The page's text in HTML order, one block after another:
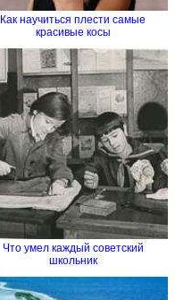
Как научиться плести самые
красивые косы
Что умел каждый советский
школьник